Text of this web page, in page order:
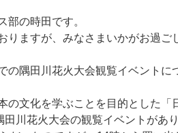
部の時田です。
りますが、みなさまいかがお過ご
の隅田川花火大会観覧イベントに
の文化を学ぶことを目的とした
川花火大会の観覧イベントがあり